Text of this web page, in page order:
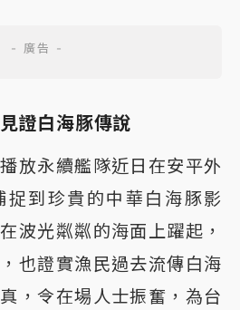
證白海豚傳說
放永續艦隊近日在安平外
捉到珍貴的中華白海豚影
波光粼粼的海面上躍起，
也證實漁民過去流傳白海
，令在場人士振奮，為台